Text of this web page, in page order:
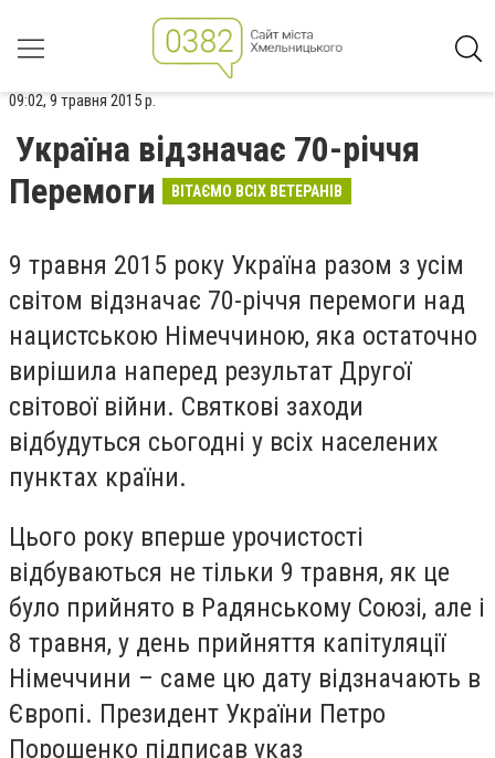
09:02, 9 травня 2015 р.
Україна відзначає 70-річчя
Перемоги
ВІТАЄМО ВСІХ ВЕТЕРАНІВ
9 травня 2015 року Україна разом з усім
світом відзначає 70-річчя перемоги над
нацистською Німеччиною, яка остаточно
вирішила наперед результат Другої
світової війни. Святкові заходи
відбудуться сьогодні у всіх населених
пунктах країни.
Цього року вперше урочистості
відбуваються не тільки 9 травня, як це
було прийнято в Радянському Союзі, але і
8 травня, у день прийняття капітуляції
Німеччини – саме цю дату відзначають в
Європі. Президент України Петро
Порошенко підписав указ